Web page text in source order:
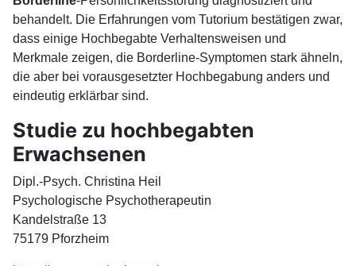
behandelt. Die Erfahrungen vom Tutorium bestätigen zwar,
dass einige Hochbegabte Verhaltensweisen und
Merkmale zeigen, die Borderline-Symptomen stark ähneln,
die aber bei vorausgesetzter Hochbegabung anders und
eindeutig erklärbar sind.
Studie zu hochbegabten
Erwachsenen
Dipl.-Psych. Christina Heil
Psychologische Psychotherapeutin
Kandelstraße 13
75179 Pforzheim